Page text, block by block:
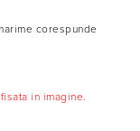
corespunde
in imagine.